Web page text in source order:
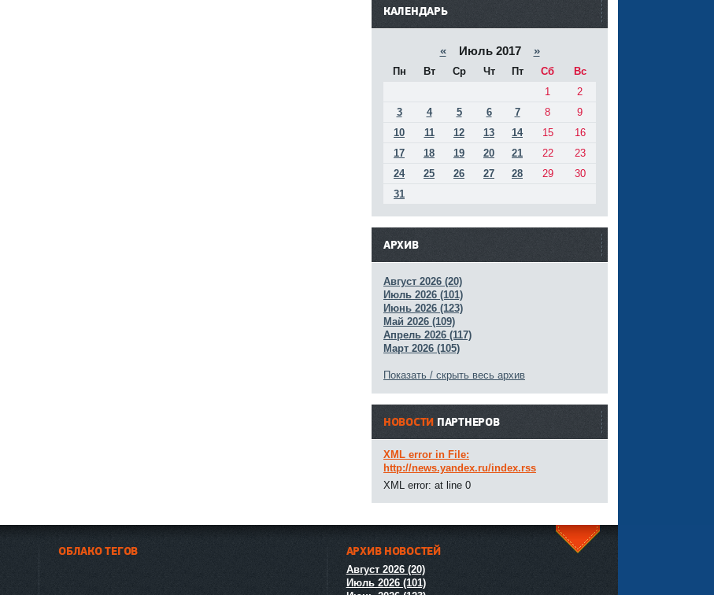
КАЛЕНДАРЬ
«Июль 2017 »
Пн Вт Ср Чт Пт Сб
Вс
1
2
3
4 5 6 7 8
9
10
11 12 13 14 15
16
17
18 19 20 21 22
23
24
25 26 27 28 29
30
31
АРХИВ
Август 2026 (20)
Июль 2026 (101)
Июнь 2026 (123)
Май 2026 (109)
Апрель 2026 (117)
Март 2026 (105)
Показать / скрыть весь архив
НОВОСТИ ПАРТНЕРОВ
XML error in File:
http://news.yandex.ru/index.rss
XML error: at line 0
ОБЛАКО ТЕГОВ АРХИВ НОВОСТЕЙ
Август 2026 (20)
Июль 2026 (101)